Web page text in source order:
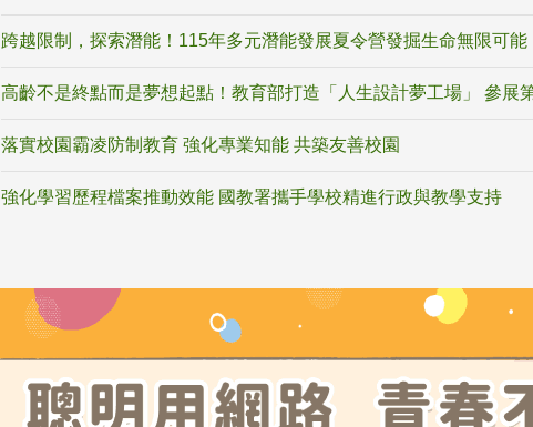
跨越限制，探索潛能！115年多元潛能發展夏令營發掘生命無限可能
高齡不是終點而是夢想起點！教育部打造「人生設計夢工場」 參展
落實校園霸凌防制教育 強化專業知能 共築友善校園
強化學習歷程檔案推動效能 國教署攜手學校精進行政與教學支持